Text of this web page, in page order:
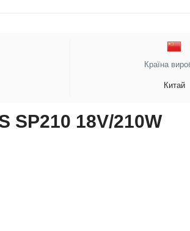
Країна
Китай
SP210 18V/210W